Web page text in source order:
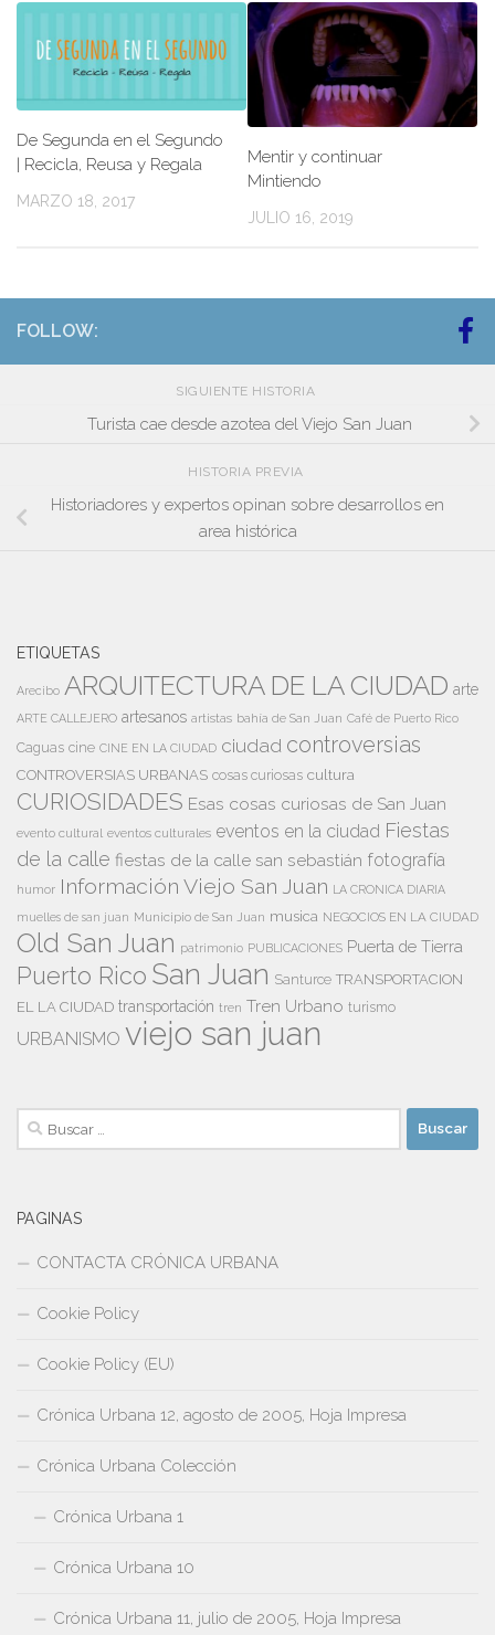
De Segunda en el Segundo
| Recicla, Reusa y Regala
MARZO 18, 2017
Mentir y continuar
Mintiendo
JULIO 16, 2019
FOLLOW:
SIGUIENTE HISTORIA
Turista cae desde azotea del Viejo San Juan
HISTORIA PREVIA
Historiadores y expertos opinan sobre desarrollos en
area histórica
ETIQUETAS
Arecibo ARQUITECTURA DE LA CIUDAD arte
ARTE CALLEJERO artesanos artistas bahía de San Juan Café de Puerto Rico
Caguas cine CINE EN LA CIUDAD ciudad controversias
CONTROVERSIAS URBANAS cosas curiosas cultura
CURIOSIDADES Esas cosas curiosas de San Juan
evento cultural eventos culturales eventos en la ciudad Fiestas
de la calle fiestas de la calle san sebastián fotografía
humor Información Viejo San Juan LA CRONICA DIARIA
muelles de san juan Municipio de San Juan musica NEGOCIOS EN LA CIUDAD
Old San Juan patrimonio PUBLICACIONES Puerta de Tierra
Puerto Rico San Juan Santurce TRANSPORTACION
EL LA CIUDAD transportación tren Tren Urbano turismo
URBANISMO viejo san juan
Buscar:
PAGINAS
CONTACTA CRÓNICA URBANA
Cookie Policy
Cookie Policy (EU)
Crónica Urbana 12, agosto de 2005, Hoja Impresa
Crónica Urbana Colección
Crónica Urbana 1
Crónica Urbana 10
Crónica Urbana 11, julio de 2005, Hoja Impresa